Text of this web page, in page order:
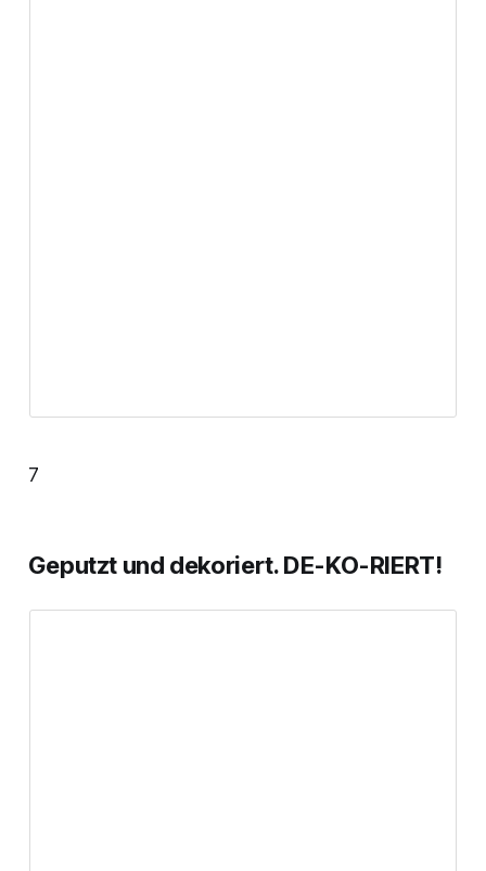
7
Geputzt und dekoriert. DE-KO-RIERT!